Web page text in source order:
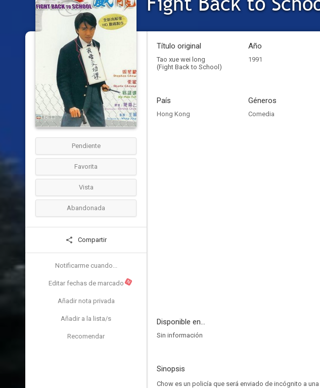
Pendiente
Favorita
Vista
Abandonada
Compartir
Notificarme cuando...
Editar fechas de marcado N
Añadir nota privada
Añadir a la lista/s
Recomendar
Título original
Tao xue wei long
(Fight Back to School)
Año
1991
País
Hong Kong
Géneros
Comedia
Disponible en...
Sin información
Sinopsis
Chow es un policía que será enviado de incógnito a